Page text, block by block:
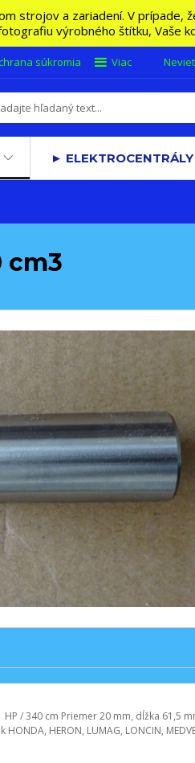
strojov a zariadení. V
výrobného štítku, Vaše
súkromia Viac
► ELEKTROCENTRÁLY
cm3
HP / 340 cm Priemer 20 mm, dĺžka 61,5
HERON, LUMAG, LONCIN,